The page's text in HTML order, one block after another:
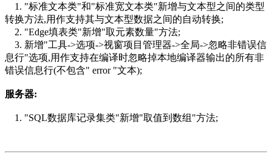
1. "标准文本类"和"标准宽文本类"新增与文本型之间的类型
转换方法,用作支持其与文本型数据之间的自动转换;
2. "Edge填表类"新增"取元素数量"方法;
3. 新增"工具->选项->视窗项目管理器->全局->忽略非错误信
息行"选项,用作支持在编译时忽略掉本地编译器输出的所有非
错误信息行(不包含" error "文本);
服务器:
1. "SQL数据库记录集类"新增"取值到数组"方法;